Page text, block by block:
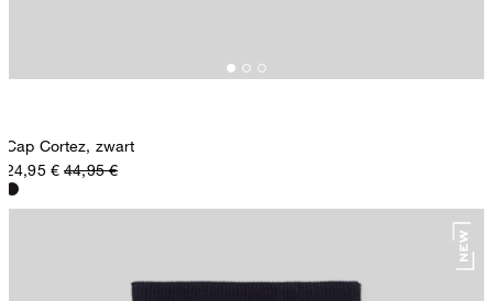
Cap Cortez, zwart
24,95 € 44,95 €